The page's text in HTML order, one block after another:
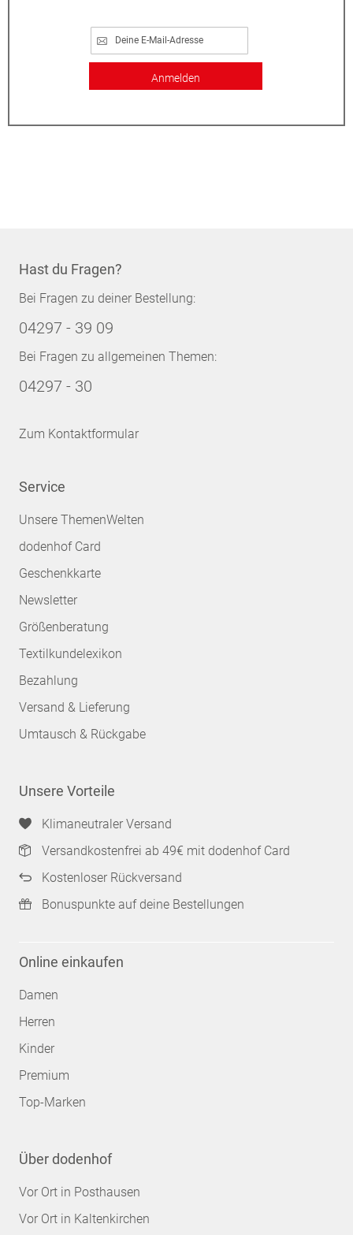
Anmelden
Hast du Fragen?
Bei Fragen zu deiner Bestellung:
04297 - 39 09
Bei Fragen zu allgemeinen Themen:
04297 - 30
Zum Kontaktformular
Service
Unsere ThemenWelten
dodenhof Card
Geschenkkarte
Newsletter
Größenberatung
Textilkundelexikon
Bezahlung
Versand & Lieferung
Umtausch & Rückgabe
Unsere Vorteile
Klimaneutraler Versand
Versandkostenfrei ab 49€ mit dodenhof Card
Kostenloser Rückversand
Bonuspunkte auf deine Bestellungen
Online einkaufen
Damen
Herren
Kinder
Premium
Top-Marken
Über dodenhof
Vor Ort in Posthausen
Vor Ort in Kaltenkirchen